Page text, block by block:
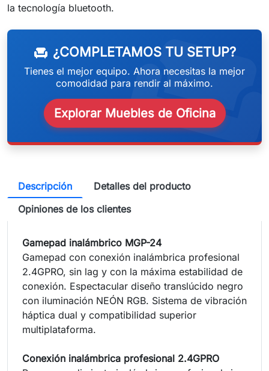
la tecnología bluetooth.
chair ¿COMPLETAMOS TU SETUP?
Tienes el mejor equipo. Ahora necesitas la mejor
comodidad para rendir al máximo.
Explorar Muebles de Oficina
Descripción
Detalles del producto
Opiniones de los clientes
Gamepad inalámbrico MGP-24
Gamepad con conexión inalámbrica profesional
2.4GPRO, sin lag y con la máxima estabilidad de
conexión. Espectacular diseño translúcido negro
con iluminación NEÓN RGB. Sistema de vibración
háptica dual y compatibilidad superior
multiplataforma.
Conexión inalámbrica profesional 2.4GPRO